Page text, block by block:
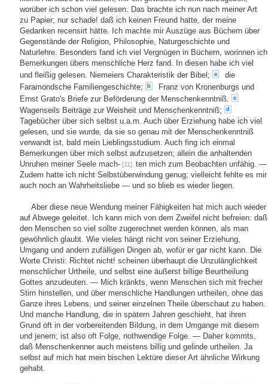
worüber ich schon viel gelesen. Das brachte ich nun nach meiner Art
zu Papier; nur schade! daß ich keinen Freund hatte, der meine
Gedanken recensirt hätte. Ich machte mir Auszüge aus Büchern über
Gegenstände der Religion, Philosophie, Naturgeschichte und
Naturlehre. Besonders fand ich viel Vergnügen in Büchern, worinnen ich
Bemerkungen übers menschliche Herz fand. In diesen habe ich viel
und fleißig gelesen. Niemeiers Charakteristik der Bibel;
a
die
Faramondsche Familiengeschichte;
b
Franz von Kronenburgs und
Ernst Grato's Briefe zur Beförderung der Menschenkenntniß.
c
Wagenseils Beiträge zur Weisheit und Menschenkenntniß; d
Tagebücher über sich selbst u.a.m. Auch über Erziehung habe ich viel
gelesen, und sie wurde, da sie so genau mit der Menschenkenntniß
verwandt ist, bald mein Lieblingsstudium. Auch fing ich einmal
Bemerkungen über mich selbst aufzusetzen; allein die anhaltenden
Unruhen meiner Seele mach- [11] ten mich zum Beobachten unfähig. —
Zudem hatte ich nicht Selbstüberwindung genug; vielleicht fehlte es mir
auch noch an Wahrheitsliebe — und so blieb es wieder liegen.
Aber diese neue Wendung meiner Fähigkeiten hat mich auch wieder
auf Abwege geleitet. Ich kann mich von dem Zweifel nicht befreien: daß
den Menschen so viel sollte zugerechnet werden können, als man
gewöhnlich glaubt. Wie vieles hängt nicht von seiner Erziehung,
Umgang und andern zufälligen Dingen ab, wofür er gar nicht kann. Die
Worte Christi: Richtet nicht! scheinen überhaupt die Unzulänglichkeit
menschlicher Urtheile, und selbst eine äußerst billige Beurtheilung
Gottes anzudeuten. — Mich kränkts, wenn Menschen sich mit frecher
Stirn hinstellen, und über menschliche Handlungen urtheilen, ohne das
Ganze ihres Lebens, und seiner einzelnen Theile überschaut zu haben.
Und manche Handlung, die in spätern Jahren geschieht, hat ihren
Grund oft in der vorbereitenden Bildung, in dem Umgange mit diesem
und jenem; ist also oft Folge, nothwendige Folge. — Daher kommts,
daß Menschenkenner auch meistens billig und gelinde urtheilen. Ja
selbst auf mich hat mein bischen Lektüre dieser Art ähnliche Wirkung
gehabt.